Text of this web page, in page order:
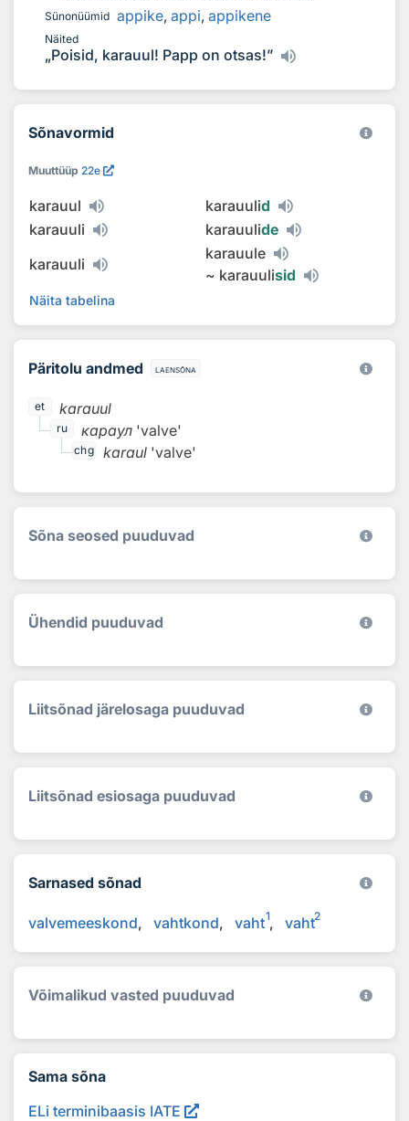
Sünonüümid appike, appi, appikene
Näited
„Poisid, karauul! Papp on otsas!”
Sõnavormid
Muuttüüp 22e
karauul karauulid
karauuli
karauulide
karauuli
karauule
~ karauulisid
Näita tabelina
Päritolu andmed laensõna
et karauul
ru караул 'valve'
chg karaul 'valve'
Sõna seosed puuduvad
Ühendid puuduvad
Liitsõnad järelosaga puuduvad
Liitsõnad esiosaga puuduvad
Sarnased sõnad
valvemeeskond vahtkond vaht1 vaht2
Võimalikud vasted puuduvad
Sama sõna
ELi terminibaasis IATE